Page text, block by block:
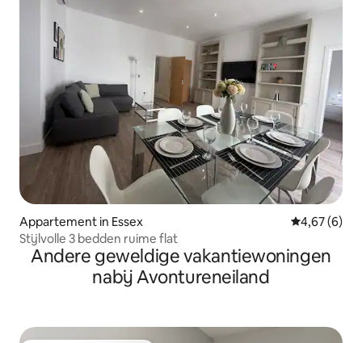
Appartement in Essex Gemiddelde
4,67 (6)
Stijlvolle 3 bedden ruime flat
Andere geweldige vakantiewoningen
nabij Avontureneiland